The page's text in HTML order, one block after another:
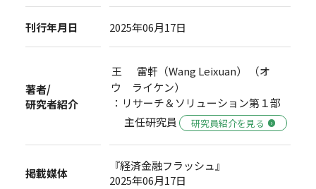
刊行年月日 2025年06月17日
著者/
研究者紹介
王 雷軒（Wang Leixuan） （オ
ウ ライケン）
：リサーチ＆ソリューション第１部
主任研究員
研究員紹介を見る
掲載媒体
『経済金融フラッシュ』
2025年06月17日